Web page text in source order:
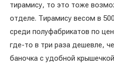
тирамису, то это тоже
отделе. Тирамису весом в
среди полуфабрикатов по
где-то в три раза дешевле,
баночка с удобной